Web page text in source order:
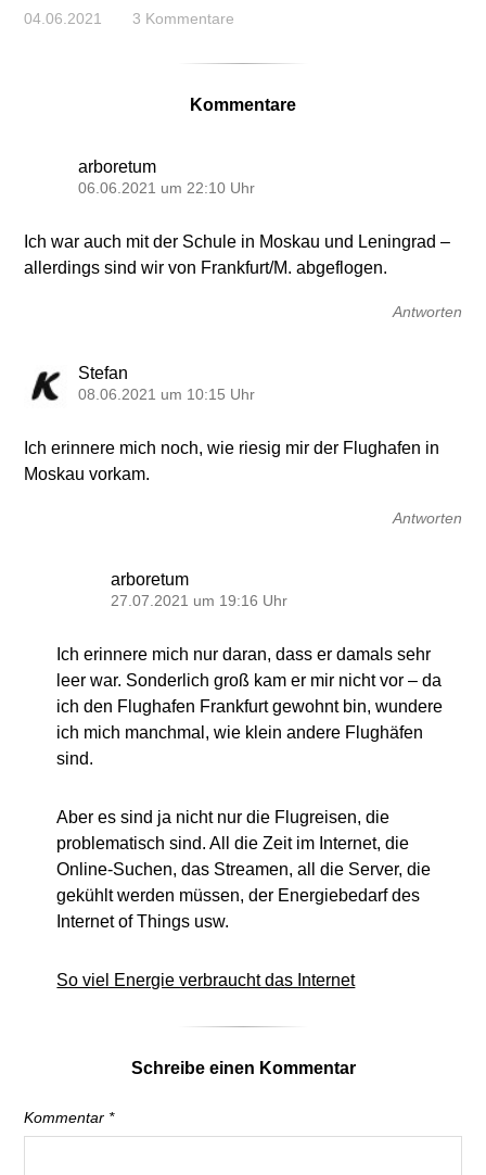
04.06.2021 3 Kommentare
Kommentare
arboretum
06.06.2021 um 22:10 Uhr
Ich war auch mit der Schule in Moskau und Leningrad –
allerdings sind wir von Frankfurt/M. abgeflogen.
Antworten
Stefan
08.06.2021 um 10:15 Uhr
Ich erinnere mich noch, wie riesig mir der Flughafen in
Moskau vorkam.
Antworten
arboretum
27.07.2021 um 19:16 Uhr
Ich erinnere mich nur daran, dass er damals sehr
leer war. Sonderlich groß kam er mir nicht vor – da
ich den Flughafen Frankfurt gewohnt bin, wundere
ich mich manchmal, wie klein andere Flughäfen
sind.
Aber es sind ja nicht nur die Flugreisen, die
problematisch sind. All die Zeit im Internet, die
Online-Suchen, das Streamen, all die Server, die
gekühlt werden müssen, der Energiebedarf des
Internet of Things usw.
So viel Energie verbraucht das Internet
Schreibe einen Kommentar
Kommentar *